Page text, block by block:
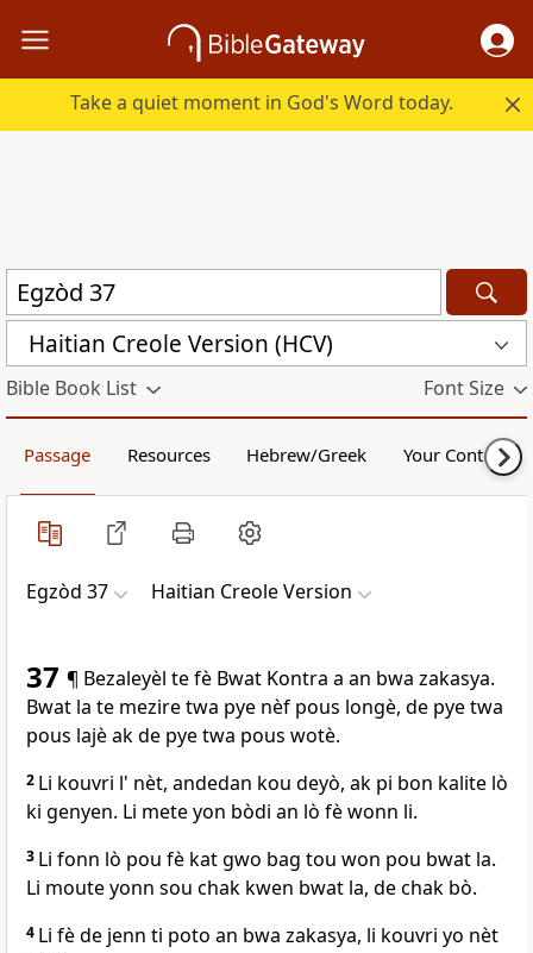
Take a quiet moment in God's Word today.
Haitian Creole Version (HCV)
Bible Book List Font Size
Passage Resources Hebrew/Greek Your Content
Egzòd 37 Haitian Creole Version
37 ¶ Bezaleyèl te fè Bwat Kontra a an bwa zakasya.
Bwat la te mezire twa pye nèf pous longè, de pye twa
pous lajè ak de pye twa pous wotè.
2 Li kouvri l' nèt, andedan kou deyò, ak pi bon kalite lò
ki genyen. Li mete yon bòdi an lò fè wonn li.
3 Li fonn lò pou fè kat gwo bag tou won pou bwat la.
Li moute yonn sou chak kwen bwat la, de chak bò.
4 Li fè de jenn ti poto an bwa zakasya, li kouvri yo nèt